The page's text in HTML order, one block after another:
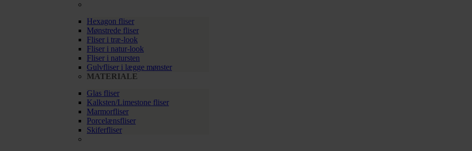
Hexagon fliser
Mønstrede fliser
Fliser i træ-look
Fliser i natur-look
Fliser i natursten
Gulvfliser i lægge mønster
MATERIALE
Glas fliser
Kalksten/Limestone fliser
Marmorfliser
Porcelænsfliser
Skiferfliser